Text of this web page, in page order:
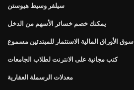
سيلفر وسيط هيوستن
يمكنك خصم خسائر الأسهم من الدخل
سوق الأوراق المالية الاستثمار للمبتدئين مسموع
كتب مجانية على الانترنت لطلاب الجامعات
معدلات الرسملة العقارية